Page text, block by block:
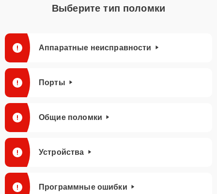
Выберите тип поломки
Аппаратные неисправности
Порты
Общие поломки
Устройства
Программные ошибки